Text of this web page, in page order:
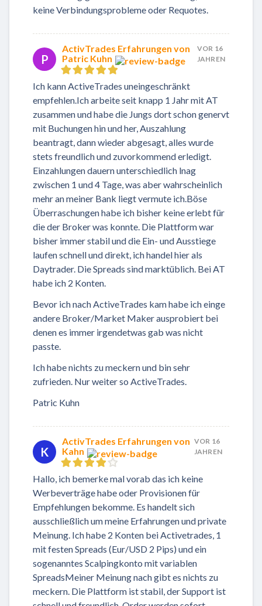
keine Verbindungsprobleme oder Requotes.
P
ActivTrades Erfahrungen von
Patric Kuhn
VOR 16
JAHREN
Ich kann ActiveTrades uneingeschränkt
empfehlen.Ich arbeite seit knapp 1 Jahr mit AT
zusammen und habe die Jungs dort schon genervt
mit Buchungen hin und her, Auszahlung
beantragt, dann wieder abgesagt, alles wurde
stets freundlich und zuvorkommend erledigt.
Einzahlungen dauern unterschiedlich lnag
zwischen 1 und 4 Tage, was aber wahrscheinlich
mehr an meiner Bank liegt vermute ich.Böse
Überraschungen habe ich bisher keine erlebt für
die der Broker was konnte. Die Plattform war
bisher immer stabil und die Ein- und Ausstiege
laufen schnell und direkt, ich handel hier als
Daytrader. Die Spreads sind marktüblich. Bei AT
habe ich 2 Konten.
Bevor ich nach ActiveTrades kam habe ich einge
andere Broker/Market Maker ausprobiert bei
denen es immer irgendetwas gab was nicht
passte.
Ich habe nichts zu meckern und bin sehr
zufrieden. Nur weiter so ActiveTrades.
Patric Kuhn
K
ActivTrades Erfahrungen von
Kahn
VOR 16
JAHREN
Hallo, ich bemerke mal vorab das ich keine
Werbeverträge habe oder Provisionen für
Empfehlungen bekomme. Es handelt sich
ausschließlich um meine Erfahrungen und private
Meinung. Ich habe 2 Konten bei Activetrades, 1
mit festen Spreads (Eur/USD 2 Pips) und ein
sogenanntes Scalpingkonto mit variablen
SpreadsMeiner Meinung nach gibt es nichts zu
meckern. Die Plattform ist stabil, der Support ist